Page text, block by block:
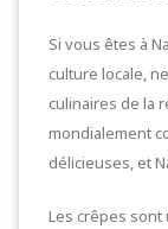
Si vous êtes à
culture locale,
culinaires de la
mondialement
délicieuses, et
Les crêpes sont